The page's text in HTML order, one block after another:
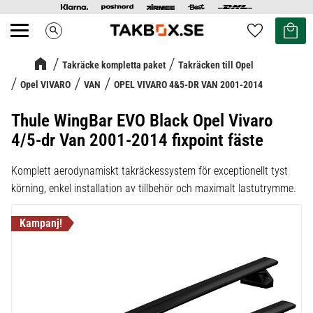
Meny search Favoriter
Kundvagn
Takräcke kompletta paket
Takräcken till Opel
Opel VIVARO
VAN OPEL VIVARO 4&5-DR VAN 2001-2014
Thule WingBar EVO Black Opel Vivaro
4/5-dr Van 2001-2014 fixpoint fäste
Komplett aerodynamiskt takräckessystem för exceptionellt tyst
körning, enkel installation av tillbehör och maximalt lastutrymme.